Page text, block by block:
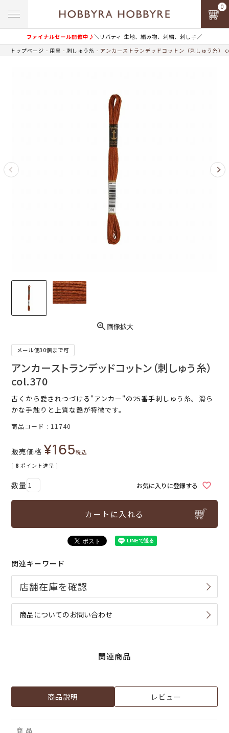
ファイナルセール開催中♪＼リバティ 生地、編み物、刺繍、刺し子／
0
トップページ 用具 刺しゅう糸 アンカーストランデッドコットン（刺しゅう糸）
画像拡大
メール便30個まで可
アンカーストランデッドコットン（刺しゅう糸）
col.370
古くから愛されつづける"アンカー"の25番手刺しゅう糸。滑ら
かな手触りと上質な艶が特徴です。
商品コード 11740
販売価格 ¥165税込
[ 8 ポイント進呈 ]
お気に入りに登録する
カートに入れる
関連キーワード
商品についてのお問い合わせ
関連商品
商品説明 レビュー
商 品